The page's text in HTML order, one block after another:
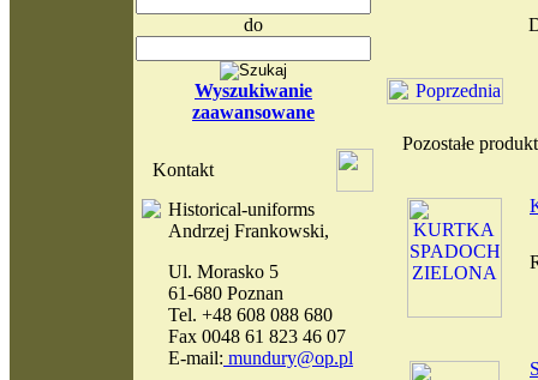
do
Wyszukiwanie
zaawansowane
Kontakt
Historical-uniforms
Andrzej Frankowski,
Ul. Morasko 5
61-680 Poznan
Tel. +48 608 088 680
Fax 0048 61 823 46 07
E-mail: mundury@op.pl
Pozostałe